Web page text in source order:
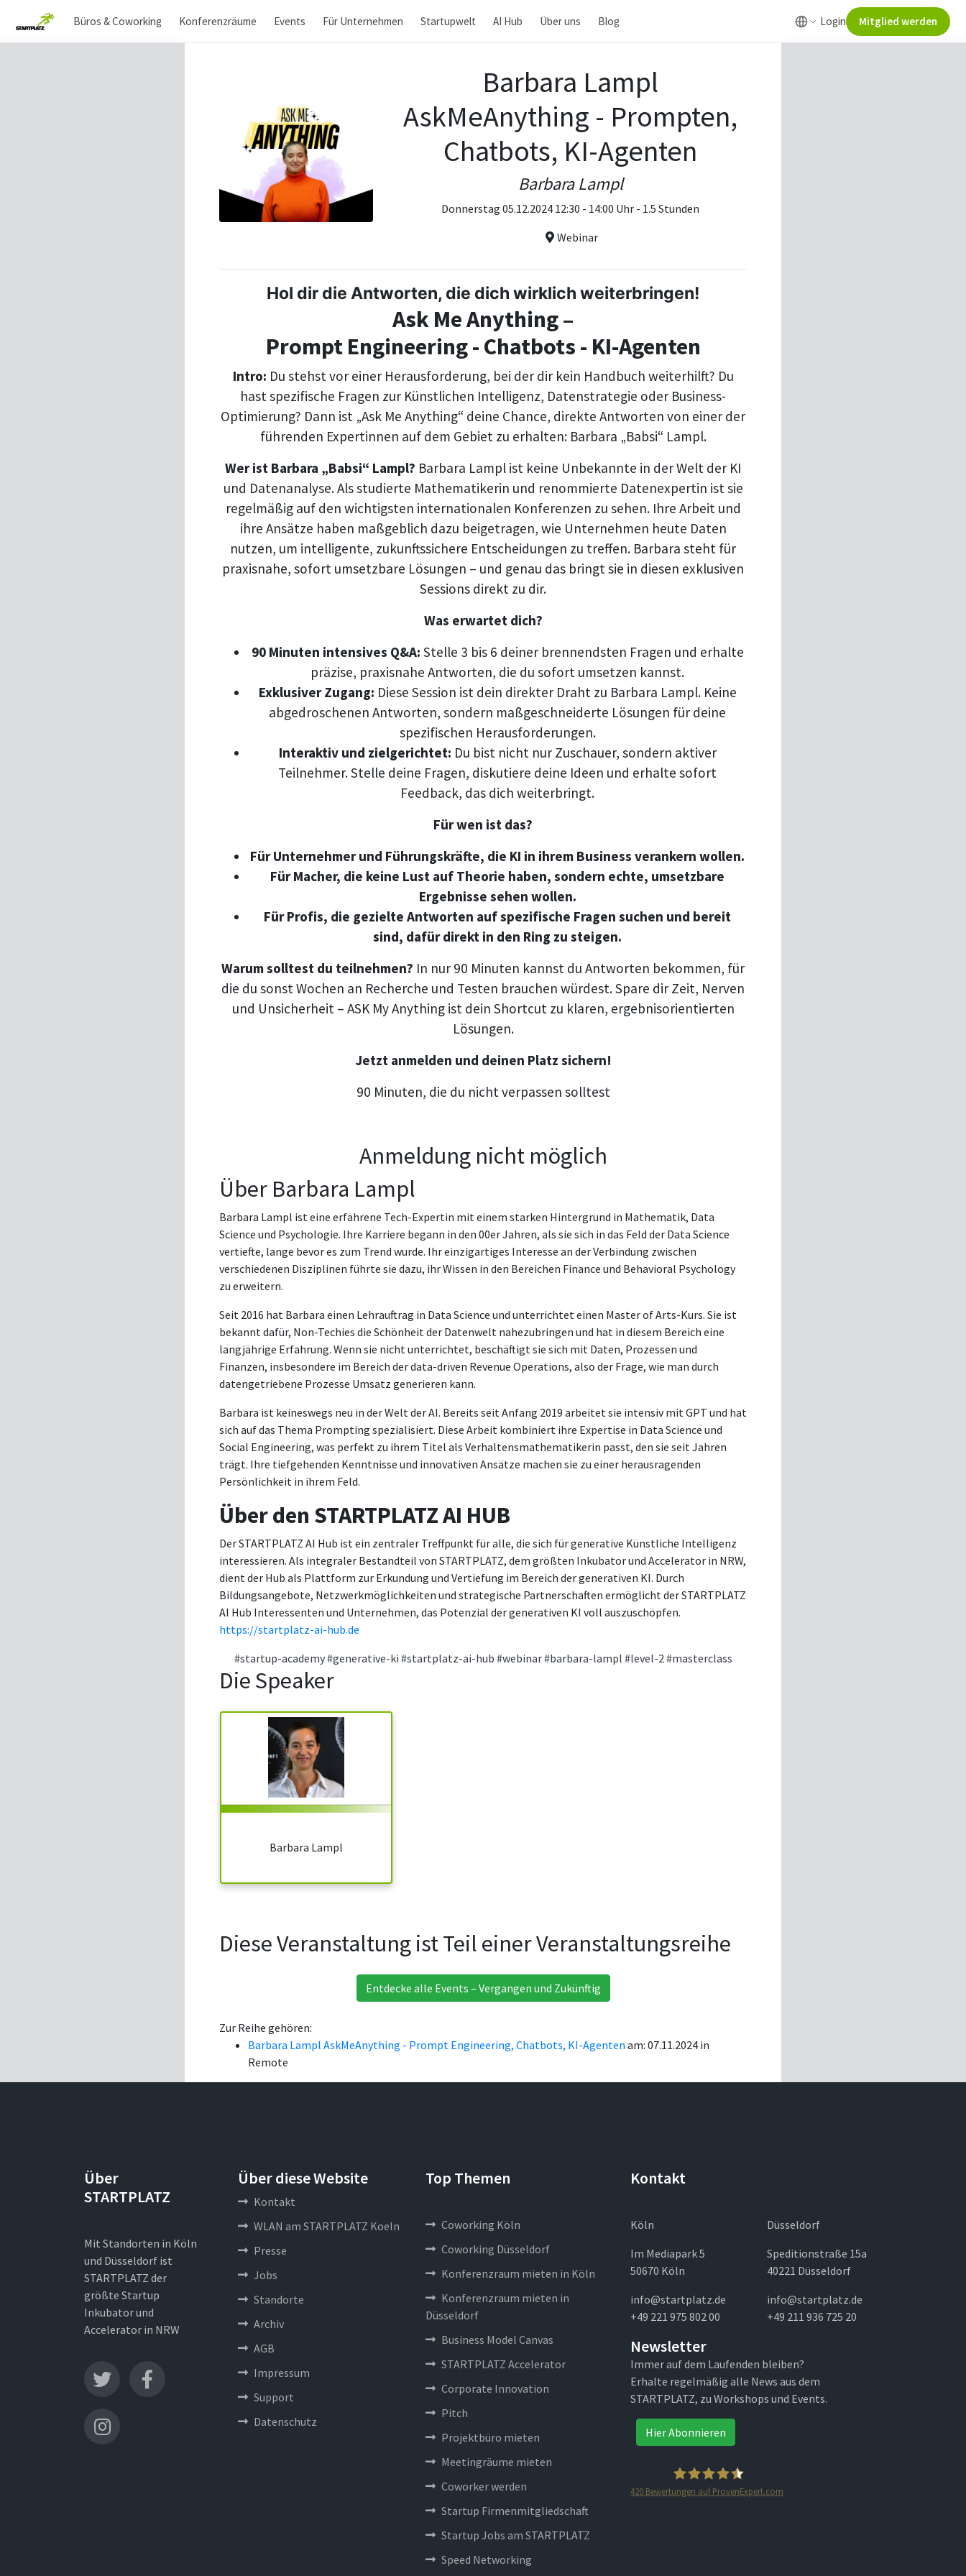
Büros & Coworking Konferenzräume Events Für Unternehmen Startupwelt AI Hub Über uns Blog Login Mitglied werden
Barbara Lampl
AskMeAnything - Prompten,
Chatbots, KI-Agenten
Barbara Lampl
Donnerstag 05.12.2024 12:30 - 14:00 Uhr - 1.5 Stunden
Webinar
Hol dir die Antworten, die dich wirklich weiterbringen!
Ask Me Anything –
Prompt Engineering - Chatbots - KI-Agenten
Intro: Du stehst vor einer Herausforderung, bei der dir kein Handbuch weiterhilft? Du
hast spezifische Fragen zur Künstlichen Intelligenz, Datenstrategie oder Business-
Optimierung? Dann ist „Ask Me Anything“ deine Chance, direkte Antworten von einer der
führenden Expertinnen auf dem Gebiet zu erhalten: Barbara „Babsi“ Lampl.
Wer ist Barbara „Babsi“ Lampl? Barbara Lampl ist keine Unbekannte in der Welt der KI
und Datenanalyse. Als studierte Mathematikerin und renommierte Datenexpertin ist sie
regelmäßig auf den wichtigsten internationalen Konferenzen zu sehen. Ihre Arbeit und
ihre Ansätze haben maßgeblich dazu beigetragen, wie Unternehmen heute Daten
nutzen, um intelligente, zukunftssichere Entscheidungen zu treffen. Barbara steht für
praxisnahe, sofort umsetzbare Lösungen – und genau das bringt sie in diesen exklusiven
Sessions direkt zu dir.
Was erwartet dich?
90 Minuten intensives Q&A: Stelle 3 bis 6 deiner brennendsten Fragen und erhalte
präzise, praxisnahe Antworten, die du sofort umsetzen kannst.
Exklusiver Zugang: Diese Session ist dein direkter Draht zu Barbara Lampl. Keine
abgedroschenen Antworten, sondern maßgeschneiderte Lösungen für deine
spezifischen Herausforderungen.
Interaktiv und zielgerichtet: Du bist nicht nur Zuschauer, sondern aktiver
Teilnehmer. Stelle deine Fragen, diskutiere deine Ideen und erhalte sofort
Feedback, das dich weiterbringt.
Für wen ist das?
Für Unternehmer und Führungskräfte, die KI in ihrem Business verankern wollen.
Für Macher, die keine Lust auf Theorie haben, sondern echte, umsetzbare
Ergebnisse sehen wollen.
Für Profis, die gezielte Antworten auf spezifische Fragen suchen und bereit
sind, dafür direkt in den Ring zu steigen.
Warum solltest du teilnehmen? In nur 90 Minuten kannst du Antworten bekommen, für
die du sonst Wochen an Recherche und Testen brauchen würdest. Spare dir Zeit, Nerven
und Unsicherheit – ASK My Anything ist dein Shortcut zu klaren, ergebnisorientierten
Lösungen.
Jetzt anmelden und deinen Platz sichern!
90 Minuten, die du nicht verpassen solltest
Anmeldung nicht möglich
Über Barbara Lampl
Barbara Lampl ist eine erfahrene Tech-Expertin mit einem starken Hintergrund in Mathematik, Data
Science und Psychologie. Ihre Karriere begann in den 00er Jahren, als sie sich in das Feld der Data Science
vertiefte, lange bevor es zum Trend wurde. Ihr einzigartiges Interesse an der Verbindung zwischen
verschiedenen Disziplinen führte sie dazu, ihr Wissen in den Bereichen Finance und Behavioral Psychology
zu erweitern.
Seit 2016 hat Barbara einen Lehrauftrag in Data Science und unterrichtet einen Master of Arts-Kurs. Sie ist
bekannt dafür, Non-Techies die Schönheit der Datenwelt nahezubringen und hat in diesem Bereich eine
langjährige Erfahrung. Wenn sie nicht unterrichtet, beschäftigt sie sich mit Daten, Prozessen und
Finanzen, insbesondere im Bereich der data-driven Revenue Operations, also der Frage, wie man durch
datengetriebene Prozesse Umsatz generieren kann.
Barbara ist keineswegs neu in der Welt der AI. Bereits seit Anfang 2019 arbeitet sie intensiv mit GPT und hat
sich auf das Thema Prompting spezialisiert. Diese Arbeit kombiniert ihre Expertise in Data Science und
Social Engineering, was perfekt zu ihrem Titel als Verhaltensmathematikerin passt, den sie seit Jahren
trägt. Ihre tiefgehenden Kenntnisse und innovativen Ansätze machen sie zu einer herausragenden
Persönlichkeit in ihrem Feld.
Über den STARTPLATZ AI HUB
Der STARTPLATZ AI Hub ist ein zentraler Treffpunkt für alle, die sich für generative Künstliche Intelligenz
interessieren. Als integraler Bestandteil von STARTPLATZ, dem größten Inkubator und Accelerator in NRW,
dient der Hub als Plattform zur Erkundung und Vertiefung im Bereich der generativen KI. Durch
Bildungsangebote, Netzwerkmöglichkeiten und strategische Partnerschaften ermöglicht der STARTPLATZ
AI Hub Interessenten und Unternehmen, das Potenzial der generativen KI voll auszuschöpfen.
https://startplatz-ai-hub.de
#startup-academy#generative-ki #startplatz-ai-hub #webinar#barbara-lampl #level-2#masterclass
Die Speaker
Barbara Lampl
Diese Veranstaltung ist Teil einer Veranstaltungsreihe
Entdecke alle Events – Vergangen und Zukünftig
Zur Reihe gehören:
Barbara Lampl AskMeAnything - Prompt Engineering, Chatbots, KI-Agenten am: 07.11.2024 in
Remote
Über
STARTPLATZ
Mit Standorten in Köln
und Düsseldorf ist
STARTPLATZ der
größte Startup
Inkubator und
Accelerator in NRW
Über diese Website
Kontakt
WLAN am STARTPLATZ Koeln
Presse
Jobs
Standorte
Archiv
AGB
Impressum
Support
Datenschutz
Top Themen
Coworking Köln
Coworking Düsseldorf
Konferenzraum mieten in Köln
Konferenzraum mieten in
Düsseldorf
Business Model Canvas
STARTPLATZ Accelerator
Corporate Innovation
Pitch
Projektbüro mieten
Meetingräume mieten
Coworker werden
Startup Firmenmitgliedschaft
Startup Jobs am STARTPLATZ
Speed Networking
Kontakt
Köln
Im Mediapark 5
50670 Köln
info@startplatz.de
+49 221 975 802 00
Düsseldorf
Speditionstraße 15a
40221 Düsseldorf
info@startplatz.de
+49 211 936 725 20
Newsletter
Immer auf dem Laufenden bleiben?
Erhalte regelmäßig alle News aus dem
STARTPLATZ, zu Workshops und Events.
Hier Abonnieren
420 Bewertungen auf ProvenExpert.com